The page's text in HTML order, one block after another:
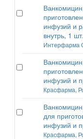
инфузий и
внутрь, 1
Интерфарма
инфузий и
Красфарма,
для
инфузий и
Красфарма,